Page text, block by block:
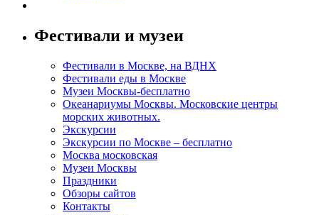
Фестивали и музеи
Фестивали в Москве, на ВДНХ
Фестивали еды в Москве
Музеи Москвы-бесплатно
Океанариумы Москвы. Московские центры
морских животных.
Экскурсии
Экскурсии по Москве – бесплатно
Москва московская
Музеи Москвы
Праздники
Обзоры сайтов
Контакты